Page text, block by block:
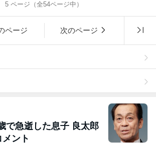
5ページ（全54ページ中）
ページ 次のページ
で急逝した息子 良太郎
ント